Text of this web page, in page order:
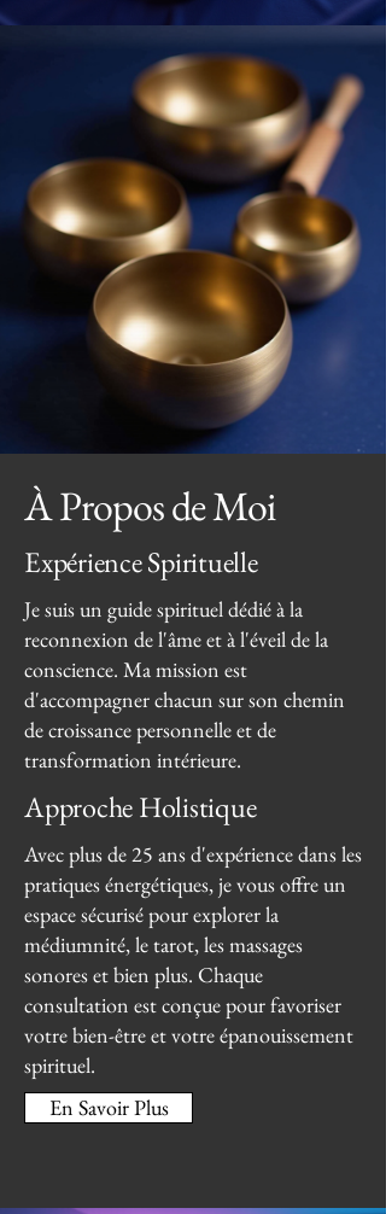
À Propos de Moi
Expérience Spirituelle
Je suis un guide spirituel dédié à la
reconnexion de l'âme et à l'éveil de la
conscience. Ma mission est
d'accompagner chacun sur son chemin
de croissance personnelle et de
transformation intérieure.
Approche Holistique
Avec plus de 25 ans d'expérience dans les
pratiques énergétiques, je vous offre un
espace sécurisé pour explorer la
médiumnité, le tarot, les massages
sonores et bien plus. Chaque
consultation est conçue pour favoriser
votre bien-être et votre épanouissement
spirituel.
En Savoir Plus